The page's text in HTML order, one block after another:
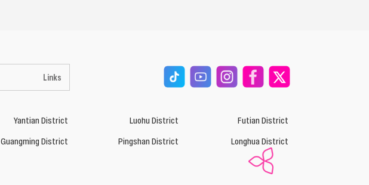
Links
Futian District
Luohu District
Yantian District
Longhua District
Pingshan District
Guangming District